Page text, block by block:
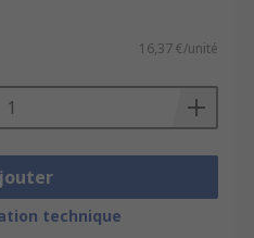
16,37 €/unité
technique